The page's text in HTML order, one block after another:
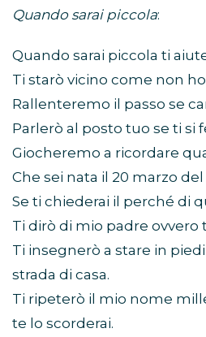
Quando sarai piccola:
Quando sarai piccola ti
Ti starò vicino come non
Rallenteremo il passo se
Parlerò al posto tuo se ti si
Giocheremo a ricordare
Che sei nata il 20 marzo del
Se ti chiederai il perché di
Ti dirò di mio padre ovvero
Ti insegnerò a stare in
strada di casa.
Ti ripeterò il mio nome
te lo scorderai.